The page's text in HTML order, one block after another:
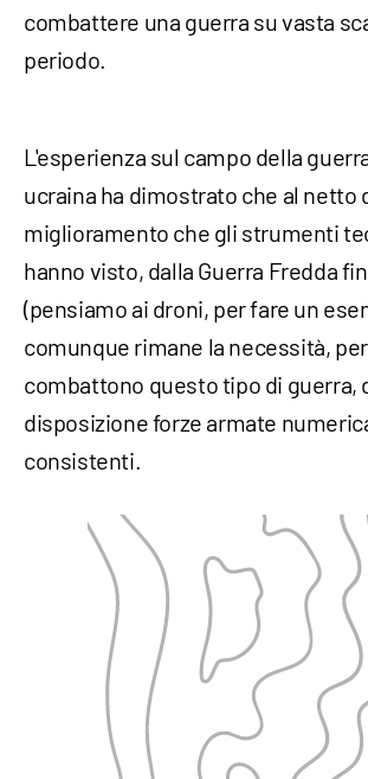
combattere una guerra su vasta
periodo.
L'esperienza sul campo della
ucraina ha dimostrato che al netto
miglioramento che gli strumenti
hanno visto, dalla Guerra Fredda
(pensiamo ai droni, per fare un
comunque rimane la necessità,
combattono questo tipo di guerra,
disposizione forze armate
consistenti.